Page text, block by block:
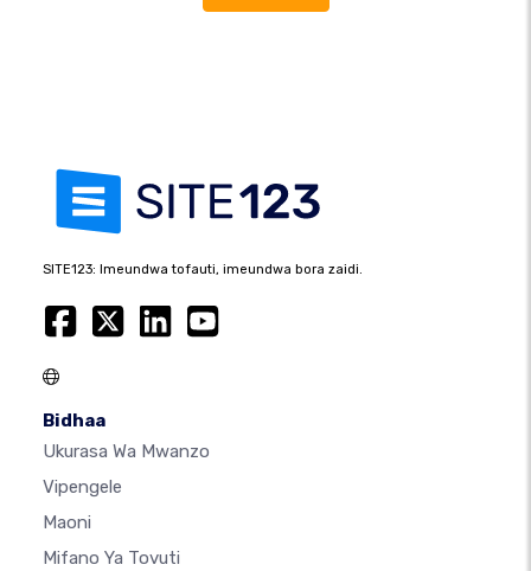
SITE123: Imeundwa tofauti, imeundwa bora zaidi.
Bidhaa
Ukurasa Wa Mwanzo
Vipengele
Maoni
Mifano Ya Tovuti